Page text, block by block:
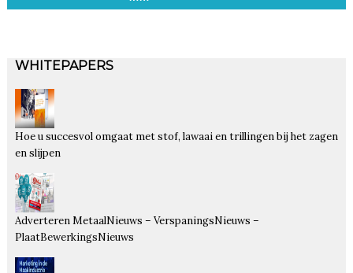
WHITEPAPERS
Hoe u succesvol omgaat met stof, lawaai en trillingen bij het zagen
en slijpen
Adverteren MetaalNieuws – VerspaningsNieuws –
PlaatBewerkingsNieuws